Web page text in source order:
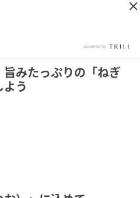
みたっぷりの「ねぎ
う